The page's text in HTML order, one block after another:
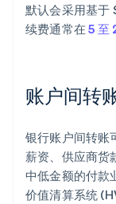
默认会采用基于
续费通常在5 至
账户间转
银行账户间转账
薪资、供应商货
中低金额的付款
价值清算系统